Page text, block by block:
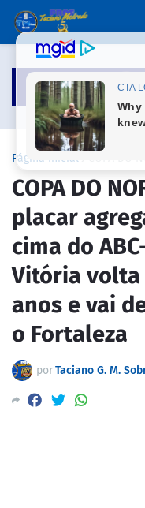
Página inicial
COPA DO
placar
cima do
Vitória volta
anos e vai
o Fortaleza
porTaciano G. M.